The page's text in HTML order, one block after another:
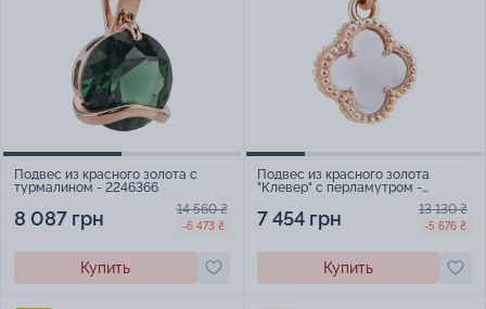
Подвес из красного золота с
турмалином - 2246366
8 087 грн 14 560 ₴
-6 473 ₴
Купить
Подвес из красного золота
"Клевер" с перламутром -
7 454 грн 13 130 ₴
-5 676 ₴
Купить